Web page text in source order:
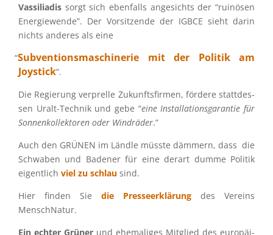
Vassi­lia­dis sorgt sich ebenfalls angesichts der “ruinö­sen
Energie­wende”. Der Vorsit­zende der IGBCE sieht darin
nichts anderes als eine
“Subven­ti­ons­ma­schi­ne­rie mit der Politik am
Joystick”.
Die Regie­rung verprelle Zukunfts­fir­men, fördere statt­des­
sen Uralt-Technik und gebe “eine Instal­la­ti­ons­ga­ran­tie für
Sonnen­kol­lek­to­ren oder Windrä­der.”
Auch den GRÜNEN im Ländle müsste dämmern, dass die
Schwa­ben und Badener für eine derart dumme Politik
eigent­lich viel zu schlau sind.
Hier finden Sie die Presse­er­klä­rung des Vereins
MenschNatur.
Ein echter Grüner und ehema­li­ges Mitglied des europäi­